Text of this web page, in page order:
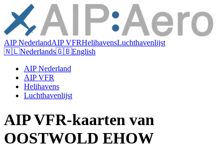
AIP NederlandAIP VFRHelihavensLuchthavenlijst
🇳🇱Nederlands🇬🇧English
AIP Nederland
AIP VFR
Helihavens
Luchthavenlijst
AIP VFR-kaarten van
OOSTWOLD EHOW